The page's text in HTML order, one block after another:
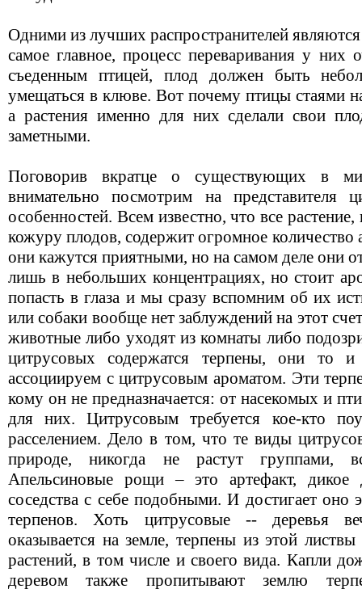
Одними из лучших распространителей
самое главное, процесс переваривания у
съеденным птицей, плод должен быть
умещаться в клюве. Вот почему птицы стаями
а растения именно для них сделали свои
заметными.
Поговорив вкратце о существующих в
внимательно посмотрим на
особенностей. Всем известно, что все
кожуру плодов, содержит огромное
они кажутся приятными, но на самом деле они
лишь в небольших концентрациях, но стоит
попасть в глаза и мы сразу вспомним об их
или собаки вообще нет заблуждений на этот
животные либо уходят из комнаты либо
цитрусовых содержатся терпены, они то
ассоциируем с цитрусовым ароматом. Эти
кому он не предназначается: от насекомых и
для них. Цитрусовым требуется кое-кто
расселением. Дело в том, что те виды
природе, никогда не растут группами,
Апельсиновые рощи – это артефакт, дикое
соседства с себе подобными. И достигает
терпенов. Хоть цитрусовые -- деревья
оказывается на земле, терпены из этой
растений, в том числе и своего вида. Капли
деревом также пропитывают землю